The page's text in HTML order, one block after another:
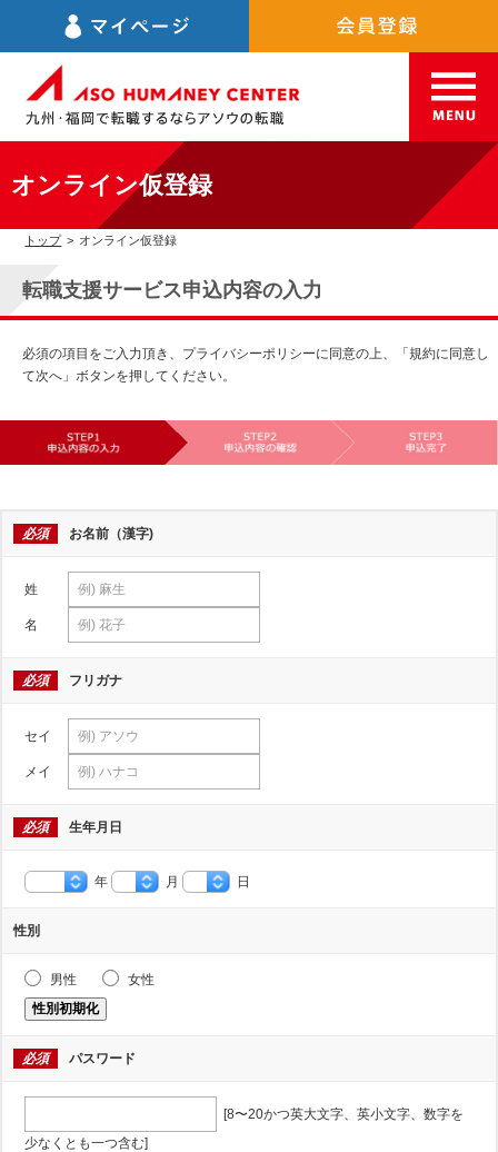
オンライン仮登録
トップ > オンライン仮登録
転職支援サービス申込内容の入力
必須の項目をご入力頂き、プライバシーポリシーに同意の上、「規約に同意し
て次へ」ボタンを押してください。
必須 お名前（漢字)
姓
名
必須 フリガナ
セイ
メイ
必須 生年月日
年 月 日
性別
男性
女性
性別初期化
必須 パスワード
[8〜20かつ英大文字、英小文字、数字を
少なくとも一つ含む]